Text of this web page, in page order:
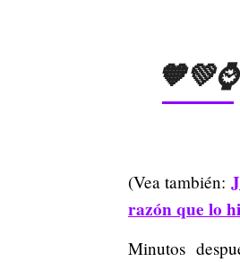
🧡💚⌚
(Vea también:
razón que lo
Minutos